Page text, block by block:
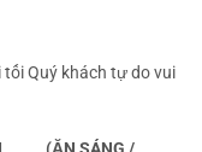
Quý khách tự do vui
(ĂN SÁNG /